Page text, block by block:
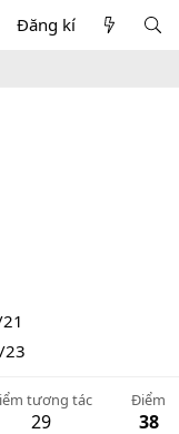
Đăng kí
tương tác
29
Điểm
38